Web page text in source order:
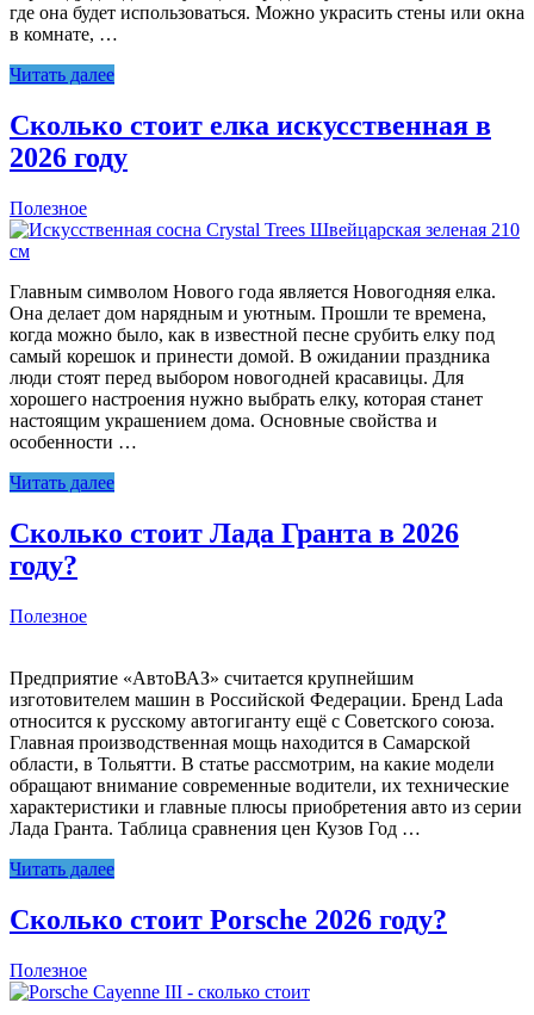
где она будет использоваться. Можно украсить стены или окна
в комнате, …
Читать далее
Сколько стоит елка искусственная в
2026 году
Полезное
Главным символом Нового года является Новогодняя елка.
Она делает дом нарядным и уютным. Прошли те времена,
когда можно было, как в известной песне срубить елку под
самый корешок и принести домой. В ожидании праздника
люди стоят перед выбором новогодней красавицы. Для
хорошего настроения нужно выбрать елку, которая станет
настоящим украшением дома. Основные свойства и
особенности …
Читать далее
Сколько стоит Лада Гранта в 2026
году?
Полезное
Предприятие «АвтоВАЗ» считается крупнейшим
изготовителем машин в Российской Федерации. Бренд Lada
относится к русскому автогиганту ещё с Советского союза.
Главная производственная мощь находится в Самарской
области, в Тольятти. В статье рассмотрим, на какие модели
обращают внимание современные водители, их технические
характеристики и главные плюсы приобретения авто из серии
Лада Гранта. Таблица сравнения цен Кузов Год …
Читать далее
Сколько стоит Porsche 2026 году?
Полезное